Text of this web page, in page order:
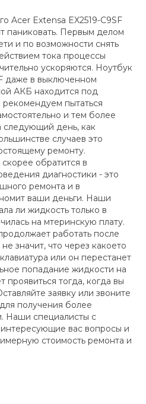
Acer Extensa EX2519-C9SF
паниковать. Первым делом
и по возможности снять
тока процессы
ускоряются. Ноутбук
даже в выключенном
АКБ находится под
пытаться
и тем более
следующий день, как
случаев это
ремонту.
обратится в
диагностики - это
ремонта и в
ваши деньги. Наши
ли жидкость только в
на мтеринскую плату.
работать после
значит, что через какоето
или он перестанет
попадание жидкости на
тогда, когда вы
заявку или звоните
получения более
Наши специалисты с
вас вопросы и
стоимость ремонта и